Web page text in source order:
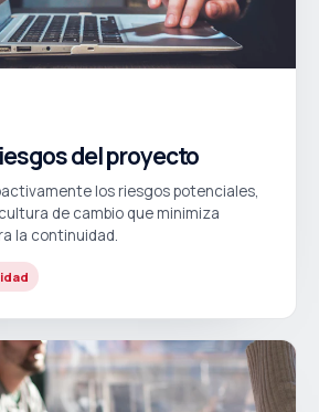
del proyecto
los riesgos potenciales,
de cambio que minimiza
la continuidad.